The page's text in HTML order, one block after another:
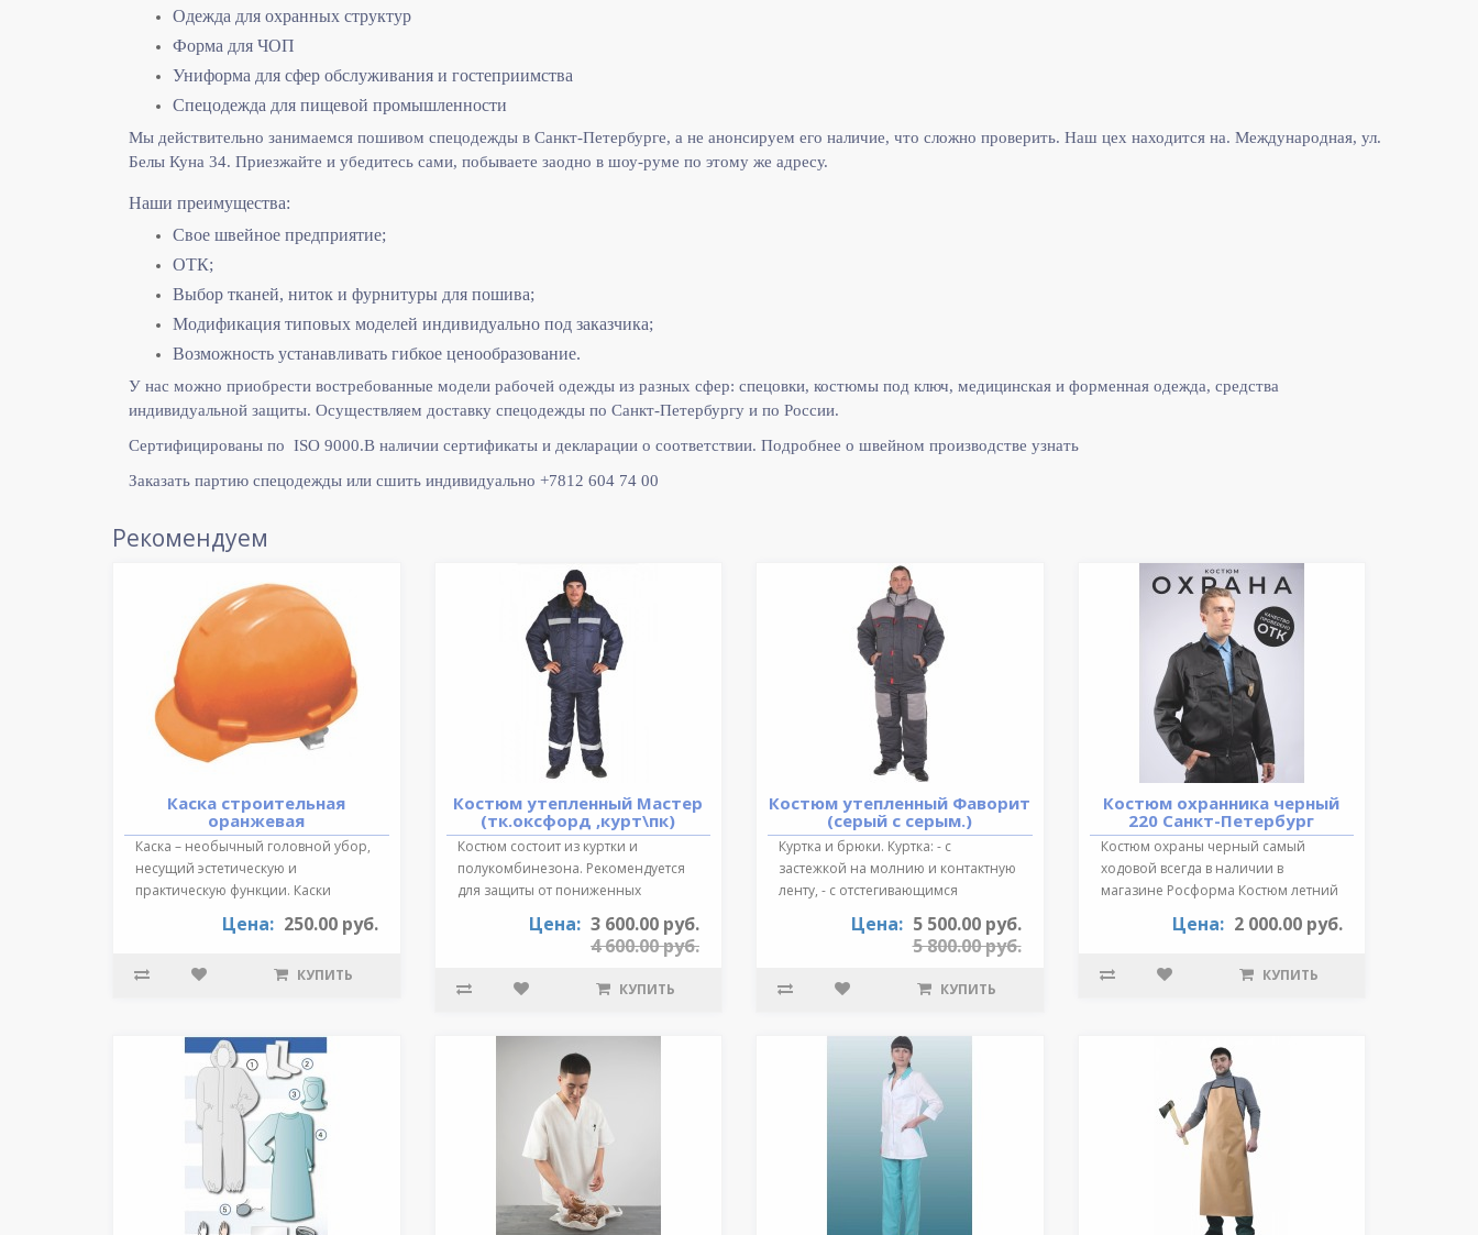
Одежда для охранных структур
Форма для ЧОП
Униформа для сфер обслуживания и гостеприимства
Спецодежда для пищевой промышленности
Мы действительно занимаемся пошивом спецодежды в Санкт-Петербурге, а не анонсируем его наличие, что сложно проверить. Наш цех находится на. Международная, ул.
Белы Куна 34. Приезжайте и убедитесь сами, побываете заодно в шоу-руме по этому же адресу.
Наши преимущества:
Свое швейное предприятие;
ОТК;
Выбор тканей, ниток и фурнитуры для пошива;
Модификация типовых моделей индивидуально под заказчика;
Возможность устанавливать гибкое ценообразование.
У нас можно приобрести востребованные модели рабочей одежды из разных сфер: спецовки, костюмы под ключ, медицинская и форменная одежда, средства
индивидуальной защиты. Осуществляем доставку спецодежды по Санкт-Петербургу и по России.
Сертифицированы по ISO 9000.В наличии сертификаты и декларации о соответствии. Подробнее о швейном производстве узнать
Заказать партию спецодежды или сшить индивидуально +7812 604 74 00
Рекомендуем
Каска строительная
оранжевая
Каска – необычный головной убор,
несущий эстетическую и
практическую функции. Каски
Цена: 250.00 руб.
КУПИТЬ
Костюм утепленный Мастер
(тк.оксфорд ,курт\пк)
Костюм состоит из куртки и
полукомбинезона. Рекомендуется
для защиты от пониженных
Цена: 3 600.00 руб.
4 600.00 руб.
КУПИТЬ
Костюм утепленный Фаворит
(серый с серым.)
Куртка и брюки. Куртка: - с
застежкой на молнию и контактную
ленту, - с отстегивающимся
Цена: 5 500.00 руб.
5 800.00 руб.
КУПИТЬ
Костюм охранника черный
220 Санкт-Петербург
Костюм охраны черный самый
ходовой всегда в наличии в
магазине Росформа Костюм летний
Цена: 2 000.00 руб.
КУПИТЬ